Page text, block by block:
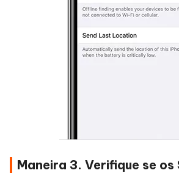
Maneira 3. Verifique se os